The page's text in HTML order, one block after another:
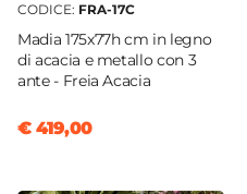
CODICE: FRA-17C
Madia 175x77h cm in legno
di acacia e metallo con 3
ante - Freia Acacia
€ 419,00